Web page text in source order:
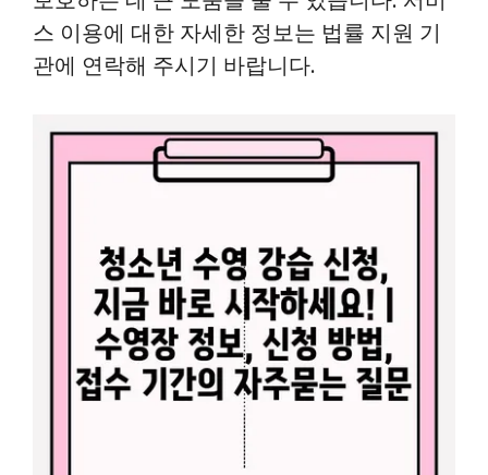
스 이용에 대한 자세한 정보는 법률 지원 기
관에 연락해 주시기 바랍니다.